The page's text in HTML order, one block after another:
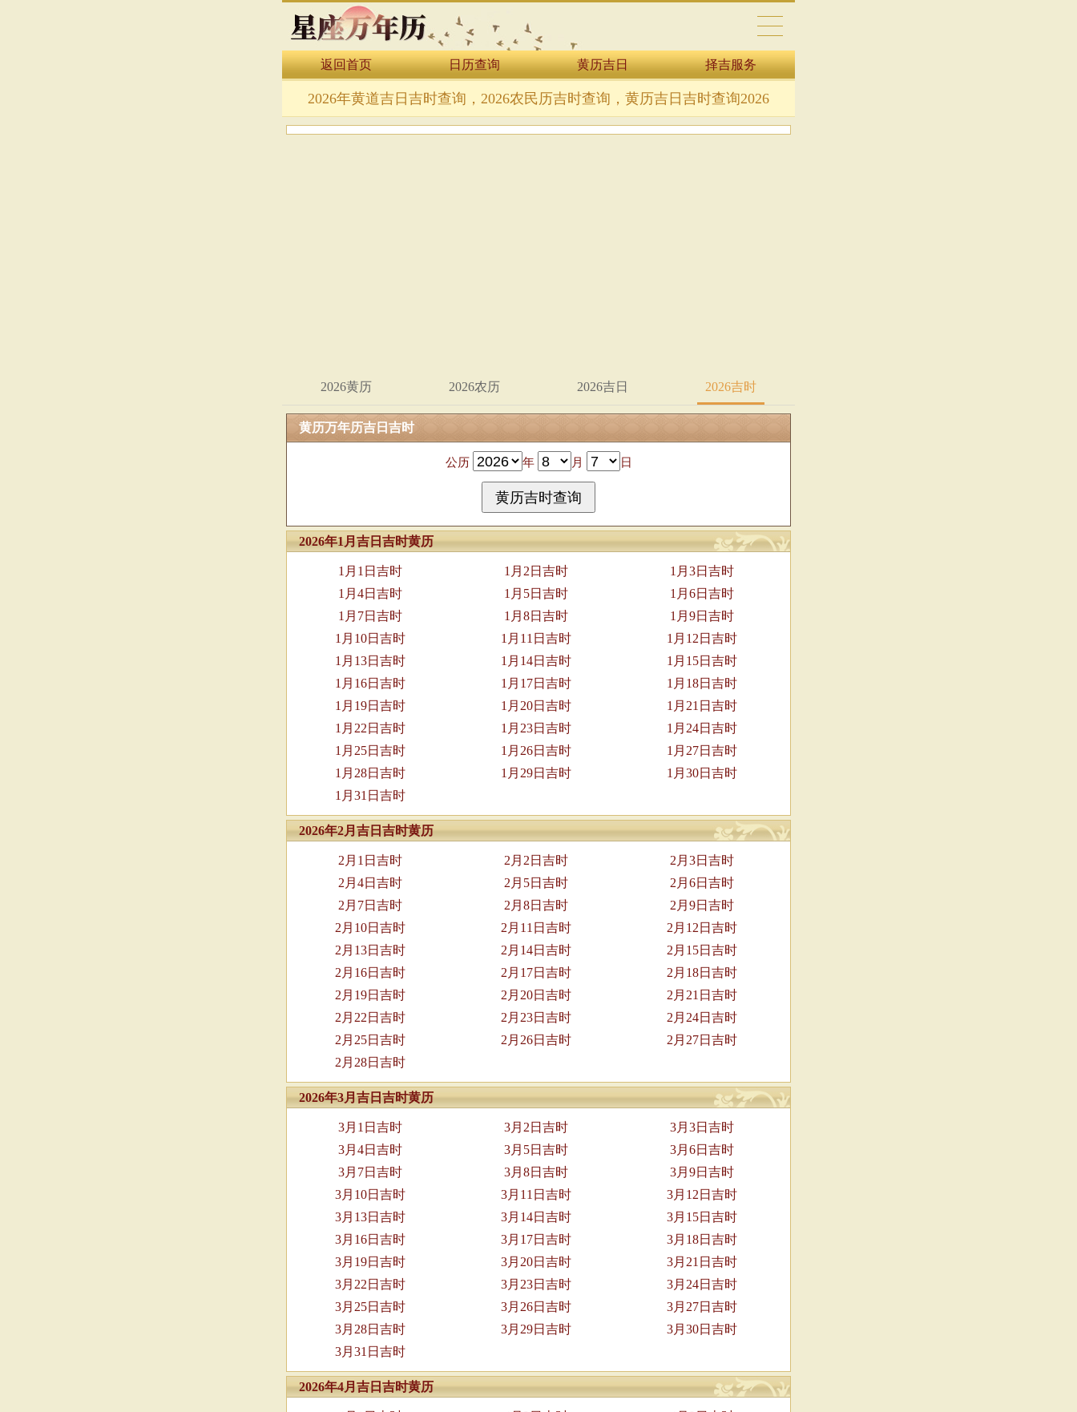
返回首页 日历查询 黄历吉日 择吉服务
2026年黄道吉日吉时查询，2026农民历吉时查询，黄历吉日吉时查询2026
2026黄历 2026农历 2026吉日 2026吉时
黄历万年历吉日吉时
公历 年 月 日
2026年1月吉日吉时黄历
1月1日吉时 1月2日吉时
1月3日吉时
1月4日吉时
1月5日吉时
1月6日吉时
1月7日吉时
1月8日吉时
1月9日吉时
1月10日吉时
1月11日吉时
1月12日吉时
1月13日吉时
1月14日吉时
1月15日吉时
1月16日吉时
1月17日吉时
1月18日吉时
1月19日吉时
1月20日吉时
1月21日吉时
1月22日吉时
1月23日吉时
1月24日吉时
1月25日吉时
1月26日吉时
1月27日吉时
1月28日吉时
1月29日吉时
1月30日吉时
1月31日吉时
2026年2月吉日吉时黄历
2月1日吉时 2月2日吉时
2月3日吉时
2月4日吉时
2月5日吉时
2月6日吉时
2月7日吉时
2月8日吉时
2月9日吉时
2月10日吉时
2月11日吉时
2月12日吉时
2月13日吉时
2月14日吉时
2月15日吉时
2月16日吉时
2月17日吉时
2月18日吉时
2月19日吉时
2月20日吉时
2月21日吉时
2月22日吉时
2月23日吉时
2月24日吉时
2月25日吉时
2月26日吉时
2月27日吉时
2月28日吉时
2026年3月吉日吉时黄历
3月1日吉时 3月2日吉时
3月3日吉时
3月4日吉时
3月5日吉时
3月6日吉时
3月7日吉时
3月8日吉时
3月9日吉时
3月10日吉时
3月11日吉时
3月12日吉时
3月13日吉时
3月14日吉时
3月15日吉时
3月16日吉时
3月17日吉时
3月18日吉时
3月19日吉时
3月20日吉时
3月21日吉时
3月22日吉时
3月23日吉时
3月24日吉时
3月25日吉时
3月26日吉时
3月27日吉时
3月28日吉时
3月29日吉时
3月30日吉时
3月31日吉时
2026年4月吉日吉时黄历